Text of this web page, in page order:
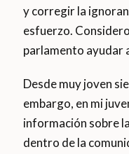
y corregir la
esfuerzo.
parlamento ayudar
Desde muy joven
embargo, en mi
información sobre
dentro de la